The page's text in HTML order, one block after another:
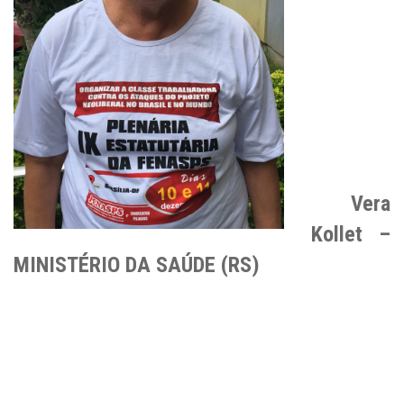
Vera
Kollet –
MINISTÉRIO DA SAÚDE (RS)